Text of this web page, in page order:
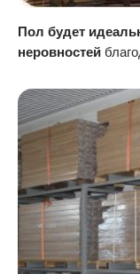
Пол будет
неровностей